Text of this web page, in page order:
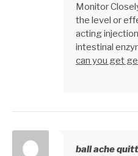
Monitor
the level or
acting
intestinal
can you get
ball ache